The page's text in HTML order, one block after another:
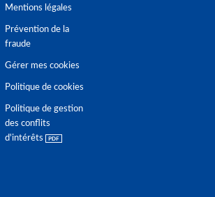
Mentions légales
Prévention de la
fraude
Gérer mes cookies
Politique de cookies
Politique de gestion
des conflits
d'intérêts